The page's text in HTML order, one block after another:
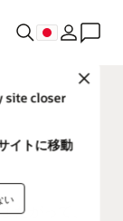
Close
site closer
イトに移動
い
たがって、